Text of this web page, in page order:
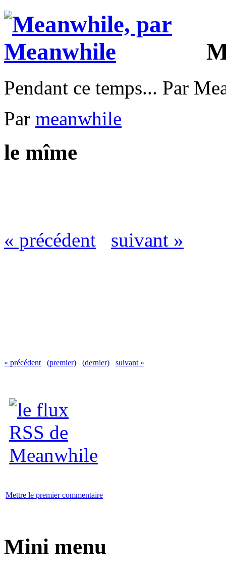
Pendant ce temps... Par
Par meanwhile
le mîme
« précédent suivant »
« précédent (premier) (dernier) suivant »
Mettre le premier commentaire
Mini menu